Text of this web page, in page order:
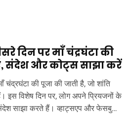
दिन पर माँ चंद्रघंटा की
संदेश और कोट्स साझा करें
चंद्रघंटा की पूजा की जाती है, जो शांति
इस विशेष दिन पर, लोग अपने प्रियजनों के
साझा करते हैं। व्हाट्सएप और फेसबुक